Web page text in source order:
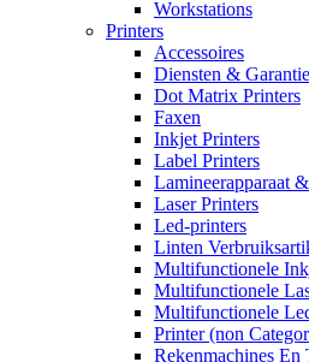
Workstations
Printers
Accessoires
Diensten &
Dot Matrix Printers
Faxen
Inkjet Printers
Label Printers
Lamineerapparaat
Laser Printers
Led-printers
Linten
Multifunctionele
Multifunctionele
Multifunctionele
Printer (non
Rekenmachines En